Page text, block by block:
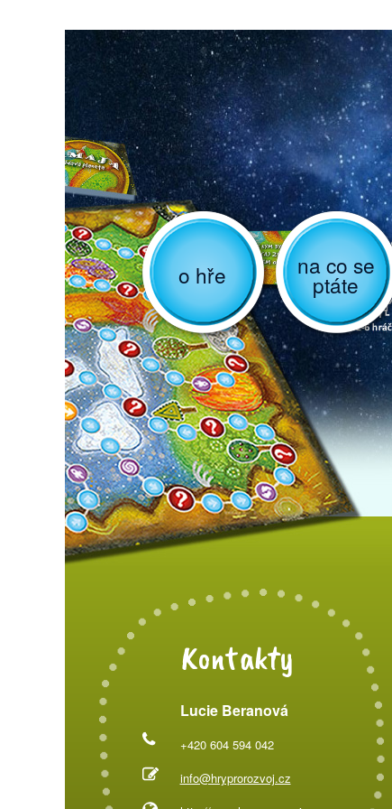
o hře na co se
ptáte
Kontakty
Lucie Beranová
+420 604 594 042
info@hryprorozvoj.cz